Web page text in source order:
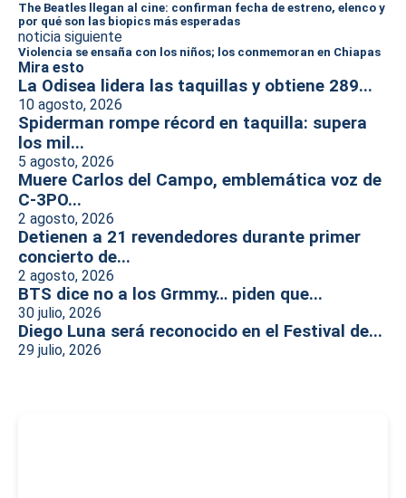
The Beatles llegan al cine: confirman fecha de estreno, elenco y
por qué son las biopics más esperadas
noticia siguiente
Violencia se ensaña con los niños; los conmemoran en Chiapas
Mira esto
La Odisea lidera las taquillas y obtiene 289...
10 agosto, 2026
Spiderman rompe récord en taquilla: supera
los mil...
5 agosto, 2026
Muere Carlos del Campo, emblemática voz de
C-3PO...
2 agosto, 2026
Detienen a 21 revendedores durante primer
concierto de...
2 agosto, 2026
BTS dice no a los Grmmy… piden que...
30 julio, 2026
Diego Luna será reconocido en el Festival de...
29 julio, 2026